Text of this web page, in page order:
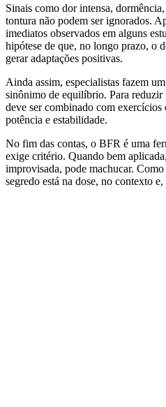
Sinais como dor intensa,
tontura não podem ser ignorados.
imediatos observados em alguns
hipótese de que, no longo prazo, o
gerar adaptações positivas.
Ainda assim, especialistas fazem
sinônimo de equilíbrio. Para
deve ser combinado com exercícios
potência e estabilidade.
No fim das contas, o BFR é uma
exige critério. Quando bem
improvisada, pode machucar.
segredo está na dose, no contexto